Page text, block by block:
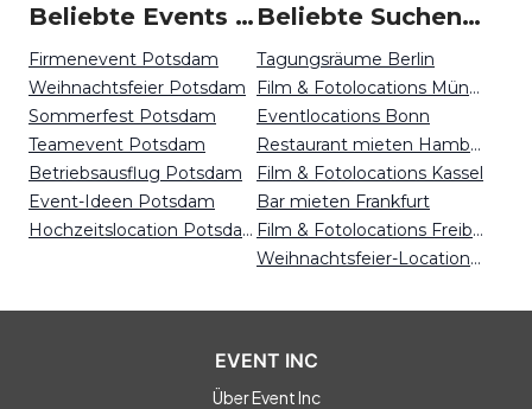
Beliebte Events in Potsdam
Firmenevent Potsdam
Weihnachtsfeier Potsdam
Sommerfest Potsdam
Teamevent Potsdam
Betriebsausflug Potsdam
Event-Ideen Potsdam
Hochzeitslocation Potsdam
Beliebte Suchen auf Event Inc
Tagungsräume Berlin
Film & Fotolocations München
Eventlocations Bonn
Restaurant mieten Hamburg
Film & Fotolocations Kassel
Bar mieten Frankfurt
Film & Fotolocations Freiburg
Weihnachtsfeier-Locations Mainz
EVENT INC
Über Event Inc